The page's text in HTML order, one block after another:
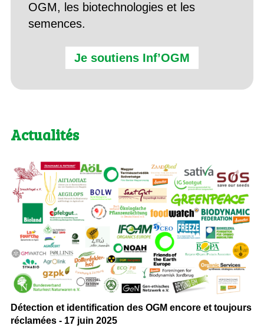
OGM, les biotechnologies et les
semences.
Je soutiens Inf’OGM
Actualités
Détection et identification des OGM encore et toujours
réclamées - 17 juin 2025